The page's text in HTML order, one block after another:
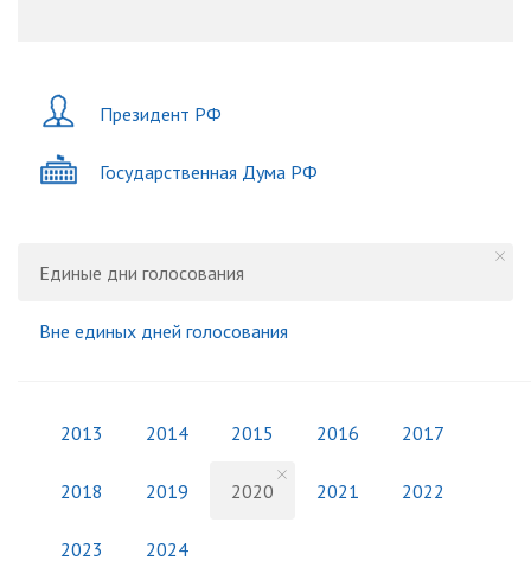
Президент РФ
Государственная Дума РФ
Единые дни голосования
Вне единых дней голосования
2013 2014 2015 2016 2017
2018 2019 2020 2021 2022
2023 2024